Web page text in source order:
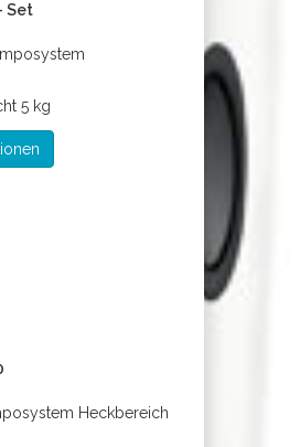
Set
5 kg
Heckbereich